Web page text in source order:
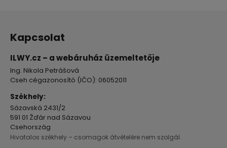
Kapcsolat
ILWY.cz – a webáruház üzemeltetője
Ing. Nikola Petrášová
Cseh cégazonosító (IČO): 06052011
Székhely:
Sázavská 2431/2
591 01 Žďár nad Sázavou
Csehország
Hivatalos székhely – csomagok átvételére nem szolgál.